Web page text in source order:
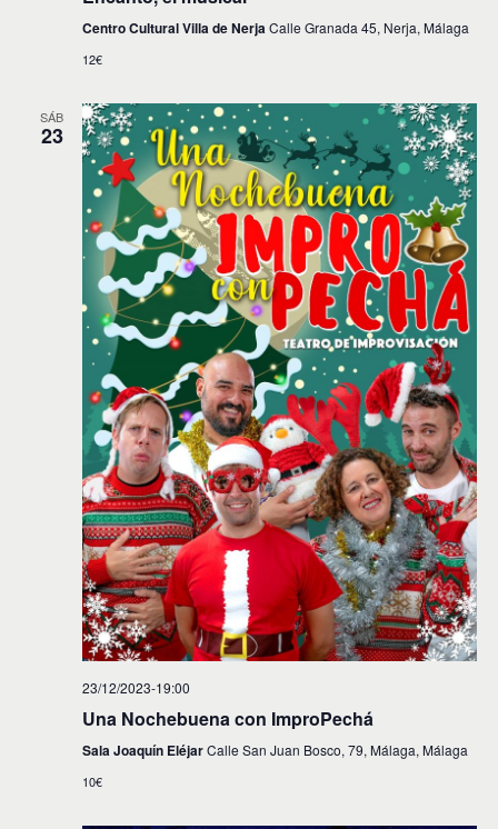
Centro Cultural Villa de NerjaCalle Granada 45, Nerja, Málaga
12€
SÁB
23
23/12/2023-19:00
Una Nochebuena con ImproPechá
Sala Joaquín EléjarCalle San Juan Bosco, 79, Málaga, Málaga
10€